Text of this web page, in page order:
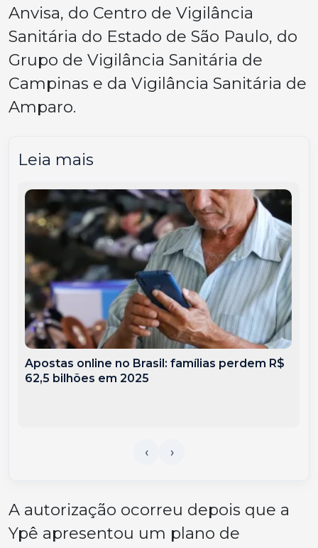
Anvisa, do Centro de Vigilância
Sanitária do Estado de São Paulo, do
Grupo de Vigilância Sanitária de
Campinas e da Vigilância Sanitária de
Amparo.
Leia mais
Apostas online no Brasil: famílias perdem R$
62,5 bilhões em 2025
A autorização ocorreu depois que a
Ypê apresentou um plano de